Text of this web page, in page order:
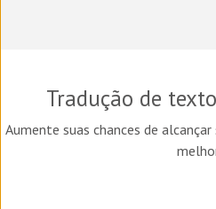
Tradução de
Aumente suas chances de